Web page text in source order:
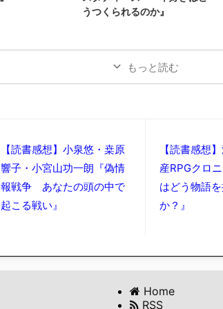
うつくられるのか』
もっと読む
【読書感想】小泉悠・桒原
響子・小宮山功一朗『偽情
報戦争 あなたの頭の中で
起こる戦い』
【読書感想
産RPGクロ
はどう物語
か？』
Home
RSS